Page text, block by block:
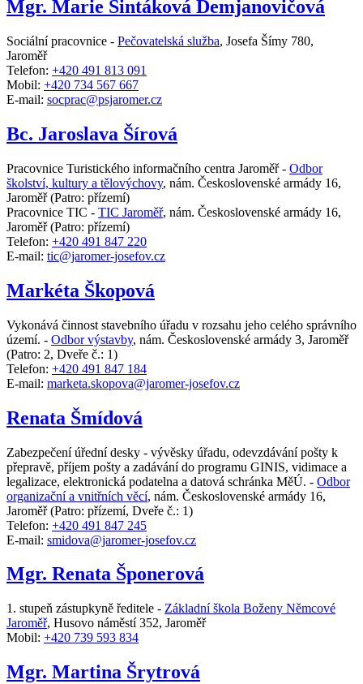
Mgr. Marie Šintáková Demjanovičová
Sociální pracovnice - Pečovatelská služba, Josefa Šímy 780,
Jaroměř
Telefon: +420 491 813 091
Mobil: +420 734 567 667
E-mail: socprac@psjaromer.cz
Bc. Jaroslava Šírová
Pracovnice Turistického informačního centra Jaroměř - Odbor
školství, kultury a tělovýchovy, nám. Československé armády 16,
Jaroměř(Patro: přízemí)
Pracovnice TIC - TIC Jaroměř, nám. Československé armády 16,
Jaroměř(Patro: přízemí)
Telefon: +420 491 847 220
E-mail: tic@jaromer-josefov.cz
Markéta Škopová
Vykonává činnost stavebního úřadu v rozsahu jeho celého správního
území. - Odbor výstavby, nám. Československé armády 3, Jaroměř
(Patro: 2, Dveře č.: 1)
Telefon: +420 491 847 184
E-mail: marketa.skopova@jaromer-josefov.cz
Renata Šmídová
Zabezpečení úřední desky - vývěsky úřadu, odevzdávání pošty k
přepravě, příjem pošty a zadávání do programu GINIS, vidimace a
legalizace, elektronická podatelna a datová schránka MěÚ. - Odbor
organizační a vnitřních věcí, nám. Československé armády 16,
Jaroměř(Patro: přízemí, Dveře č.: 1)
Telefon: +420 491 847 245
E-mail: smidova@jaromer-josefov.cz
Mgr. Renata Šponerová
1. stupeň zástupkyně ředitele - Základní škola Boženy Němcové
Jaroměř, Husovo náměstí 352, Jaroměř
Mobil: +420 739 593 834
Mgr. Martina Šrytrová